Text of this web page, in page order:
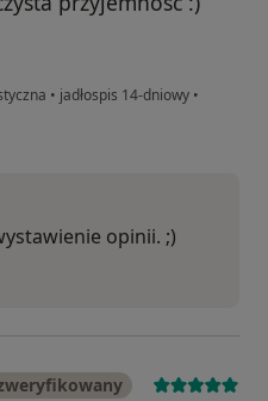
• jadłospis 14-dniowy •
opinii. ;)